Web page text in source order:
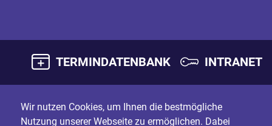
TERMINDATENBANK INTRANET
Wir nutzen Cookies, um Ihnen die bestmögliche
Nutzung unserer Webseite zu ermöglichen. Dabei